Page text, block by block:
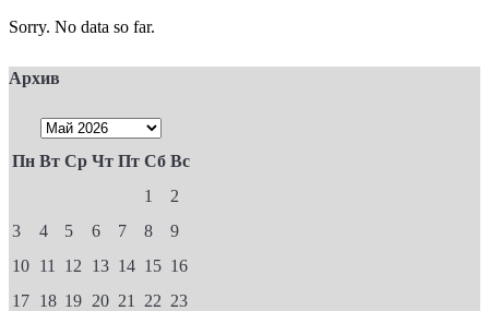
Sorry. No data so far.
Архив
Пн Вт Ср Чт Пт Сб Вс
1
2
3
4 5 6 7 8
9
10 11 12 13 14 15 16
17 18 19 20 21 22 23